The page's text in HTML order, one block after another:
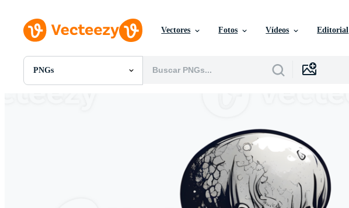
Vectores Fotos Vídeos Editorial
PNGs
Todas Imágenes